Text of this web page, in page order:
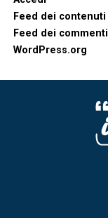
Feed dei contenuti
Feed dei commenti
WordPress.org